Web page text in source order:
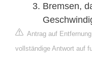
Bremsen,
Antrag auf
vollständige Antwort auf